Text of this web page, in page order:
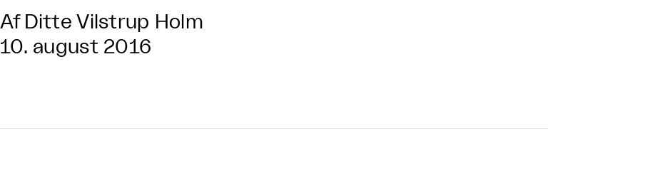
Af Ditte Vilstrup Holm
10. august 2016